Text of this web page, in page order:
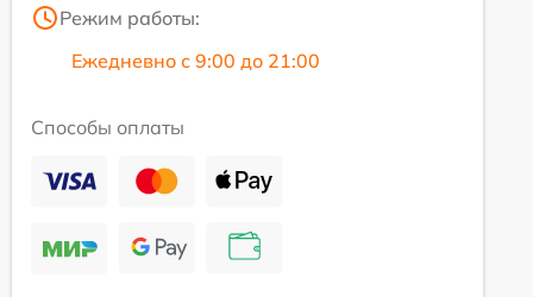
Режим работы:
Ежедневно с 9:00 до 21:00
Способы оплаты